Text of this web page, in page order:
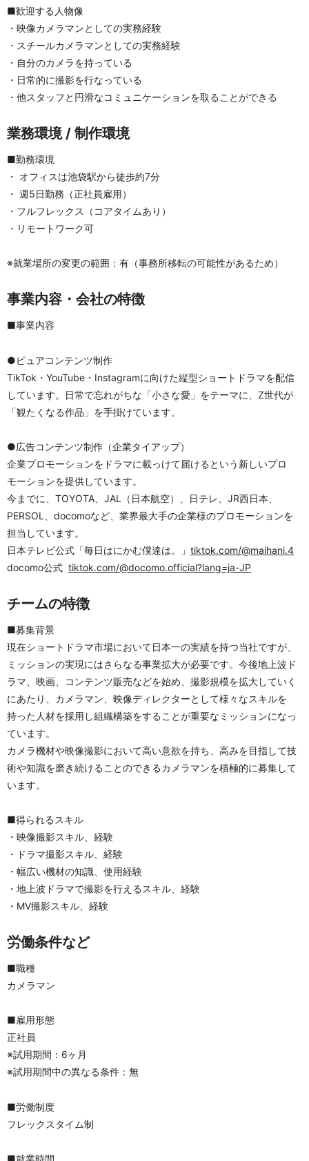
■歓迎する人物像
・映像カメラマンとしての実務経験
・スチールカメラマンとしての実務経験
・自分のカメラを持っている
・日常的に撮影を行なっている
・他スタッフと円滑なコミュニケーションを取ることができる
業務環境 / 制作環境
■勤務環境
・ オフィスは池袋駅から徒歩約7分
・ 週5日勤務（正社員雇用）
・フルフレックス（コアタイムあり）
・リモートワーク可
※就業場所の変更の範囲：有（事務所移転の可能性があるため）
事業内容・会社の特徴
■事業内容
●ピュアコンテンツ制作
TikTok・YouTube・Instagramに向けた縦型ショートドラマを配信
しています。日常で忘れがちな「小さな愛」をテーマに、Z世代が
「観たくなる作品」を手掛けています。
●広告コンテンツ制作（企業タイアップ）
企業プロモーションをドラマに載っけて届けるという新しいプロ
モーションを提供しています。
今までに、TOYOTA、JAL（日本航空）、日テレ、JR西日本、
PERSOL、docomoなど、業界最大手の企業様のプロモーションを
担当しています。
日本テレビ公式「毎日はにかむ僕達は。」 tiktok.com/@maihani.4
docomo公式 tiktok.com/@docomo.official?lang=ja-JP
チームの特徴
■募集背景
現在ショートドラマ市場において日本一の実績を持つ当社ですが、
ミッションの実現にはさらなる事業拡大が必要です。今後地上波ド
ラマ、映画、コンテンツ販売などを始め、撮影規模を拡大していく
にあたり、カメラマン、映像ディレクターとして様々なスキルを
持った人材を採用し組織構築をすることが重要なミッションになっ
ています。
カメラ機材や映像撮影において高い意欲を持ち、高みを目指して技
術や知識を磨き続けることのできるカメラマンを積極的に募集して
います。
■得られるスキル
・映像撮影スキル、経験
・ドラマ撮影スキル、経験
・幅広い機材の知識、使用経験
・地上波ドラマで撮影を行えるスキル、経験
・MV撮影スキル、経験
労働条件など
■職種
カメラマン
■雇用形態
正社員
※試用期間：6ヶ月
※試用期間中の異なる条件：無
■労働制度
フレックスタイム制
■就業時間